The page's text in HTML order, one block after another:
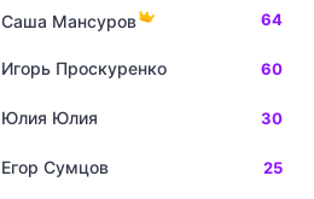
Саша Мансуров 64
Игорь Проскуренко 60
Юлия Юлия 30
Егор Сумцов 25